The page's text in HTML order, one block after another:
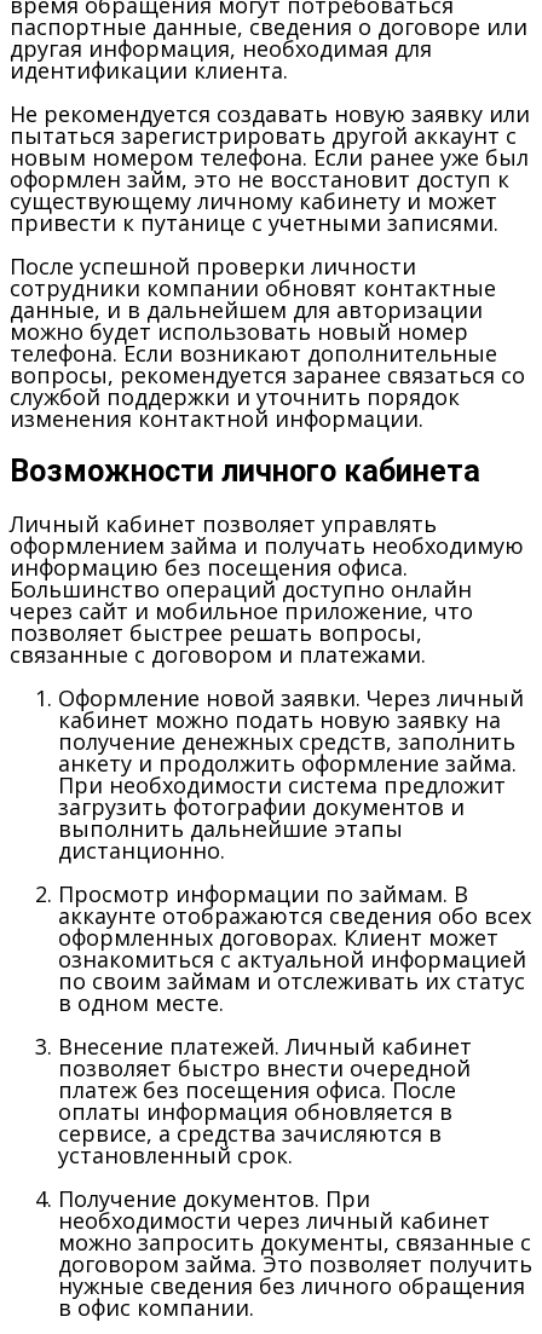
паспортные данные, сведения о договоре или
другая информация, необходимая для
идентификации клиента.
Не рекомендуется создавать новую заявку или
пытаться зарегистрировать другой аккаунт с
новым номером телефона. Если ранее уже был
оформлен займ, это не восстановит доступ к
существующему личному кабинету и может
привести к путанице с учетными записями.
После успешной проверки личности
сотрудники компании обновят контактные
данные, и в дальнейшем для авторизации
можно будет использовать новый номер
телефона. Если возникают дополнительные
вопросы, рекомендуется заранее связаться со
службой поддержки и уточнить порядок
изменения контактной информации.
Возможности личного кабинета
Личный кабинет позволяет управлять
оформлением займа и получать необходимую
информацию без посещения офиса.
Большинство операций доступно онлайн
через сайт и мобильное приложение, что
позволяет быстрее решать вопросы,
связанные с договором и платежами.
Оформление новой заявки. Через личный
кабинет можно подать новую заявку на
получение денежных средств, заполнить
анкету и продолжить оформление займа.
При необходимости система предложит
загрузить фотографии документов и
выполнить дальнейшие этапы
дистанционно.
Просмотр информации по займам. В
аккаунте отображаются сведения обо всех
оформленных договорах. Клиент может
ознакомиться с актуальной информацией
по своим займам и отслеживать их статус
в одном месте.
Внесение платежей. Личный кабинет
позволяет быстро внести очередной
платеж без посещения офиса. После
оплаты информация обновляется в
сервисе, а средства зачисляются в
установленный срок.
Получение документов. При
необходимости через личный кабинет
можно запросить документы, связанные с
договором займа. Это позволяет получить
нужные сведения без личного обращения
в офис компании.